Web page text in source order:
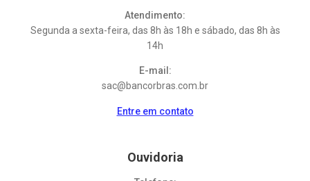
Atendimento:
Segunda a sexta-feira, das 8h às 18h e sábado, das 8h às
14h
E-mail:
sac@bancorbras.com.br
Entre em contato
Ouvidoria